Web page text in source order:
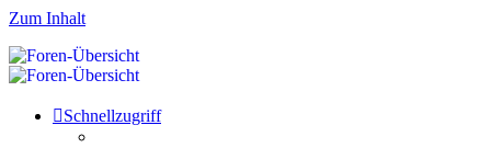
Zum Inhalt
Schnellzugriff